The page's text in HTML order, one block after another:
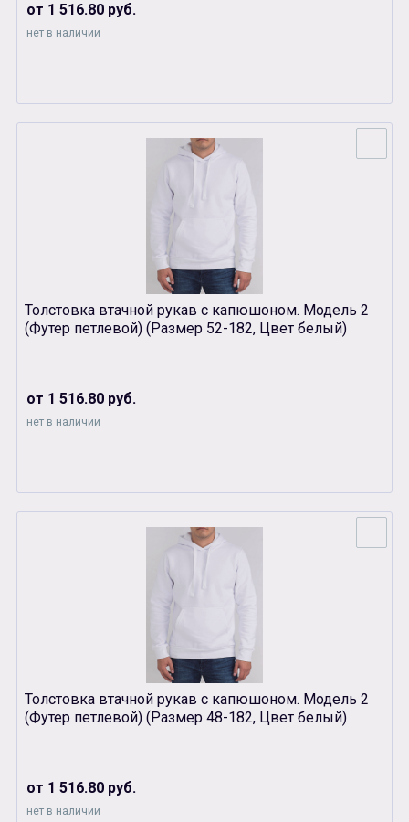
от 1 516.80 руб.
нет в наличии
Толстовка втачной рукав с капюшоном. Модель 2
(Футер петлевой) (Размер 52-182, Цвет белый)
от 1 516.80 руб.
нет в наличии
Толстовка втачной рукав с капюшоном. Модель 2
(Футер петлевой) (Размер 48-182, Цвет белый)
от 1 516.80 руб.
нет в наличии